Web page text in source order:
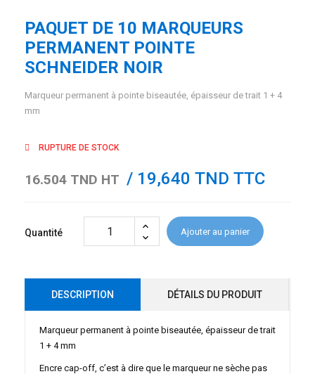
PAQUET DE 10 MARQUEURS
PERMANENT POINTE
SCHNEIDER NOIR
Marqueur permanent à pointe biseautée, épaisseur de trait 1 + 4
mm
RUPTURE DE STOCK
16.504 TND HT / 19,640 TND TTC
Quantité Ajouter au panier
DESCRIPTION DÉTAILS DU PRODUIT
Marqueur permanent à pointe biseautée, épaisseur de trait
1 + 4 mm
Encre cap-off, c’est à dire que le marqueur ne sèche pas